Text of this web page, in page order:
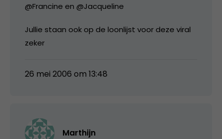
@Francine en @Jacqueline
Jullie staan ook op de loonlijst voor deze viral
zeker
26 mei 2006 om 13:48
Marthijn